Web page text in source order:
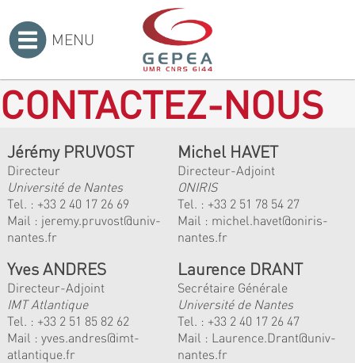
MENU
CONTACTEZ-NOUS
Jérémy PRUVOST
Directeur
Université de Nantes
Tel. : +33 2 40 17 26 69
Mail : jeremy.pruvost@univ-
nantes.fr
Michel HAVET
Directeur-Adjoint
ONIRIS
Tel. : +33 2 51 78 54 27
Mail : michel.havet@oniris-
nantes.fr
Yves ANDRES
Directeur-Adjoint
IMT Atlantique
Tel. : +33 2 51 85 82 62
Mail : yves.andres@imt-
atlantique.fr
Laurence DRANT
Secrétaire Générale
Université de Nantes
Tel. : +33 2 40 17 26 47
Mail : Laurence.Drant@univ-
nantes.fr